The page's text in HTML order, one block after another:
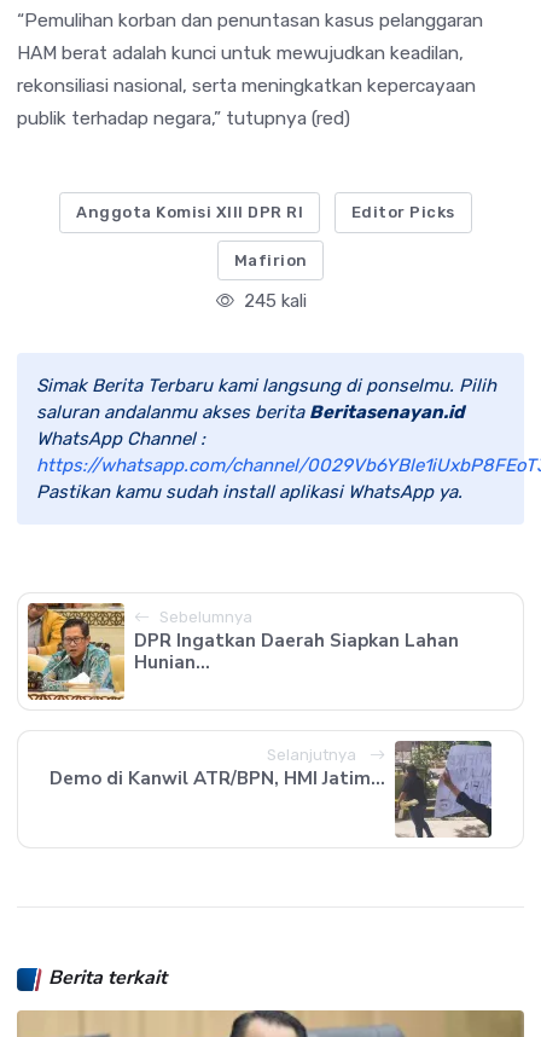
“Pemulihan korban dan penuntasan kasus pelanggaran
HAM berat adalah kunci untuk mewujudkan keadilan,
rekonsiliasi nasional, serta meningkatkan kepercayaan
publik terhadap negara,” tutupnya (red)
Anggota Komisi XIII DPR RI Editor Picks
Mafirion
245 kali
Simak Berita Terbaru kami langsung di ponselmu. Pilih
saluran andalanmu akses berita Beritasenayan.id
WhatsApp Channel :
https://whatsapp.com/channel/
Pastikan kamu sudah install aplikasi WhatsApp ya.
Sebelumnya
DPR Ingatkan Daerah Siapkan Lahan
Hunian...
Selanjutnya
Demo di Kanwil ATR/BPN, HMI Jatim...
Berita terkait